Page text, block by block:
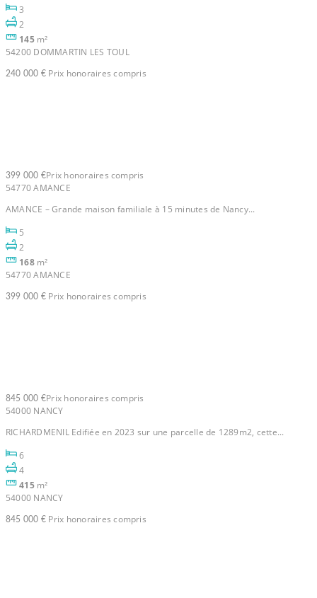
3
2
145 m²
54200 DOMMARTIN LES TOUL
240 000 € Prix honoraires compris
399 000 €Prix honoraires compris
54770 AMANCE
AMANCE – Grande maison familiale à 15 minutes de Nancy...
5
2
168 m²
54770 AMANCE
399 000 € Prix honoraires compris
845 000 €Prix honoraires compris
54000 NANCY
RICHARDMENIL Edifiée en 2023 sur une parcelle de 1289m2, cette...
6
4
415 m²
54000 NANCY
845 000 € Prix honoraires compris